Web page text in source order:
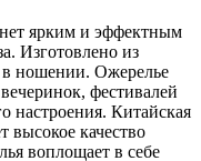
ярким и эффектным
Изготовлено из
в ношении. Ожерелье
фестивалей
настроения. Китайская
высокое качество
воплощает в себе